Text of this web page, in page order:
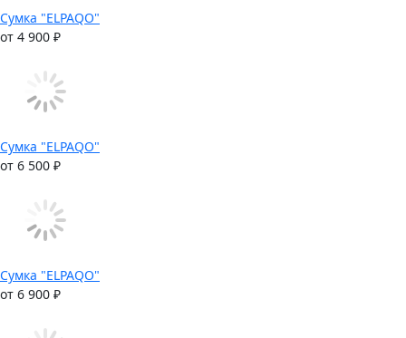
Сумка "ELPAQO"
от 4 900 ₽
Сумка "ELPAQO"
от 6 500 ₽
Сумка "ELPAQO"
от 6 900 ₽